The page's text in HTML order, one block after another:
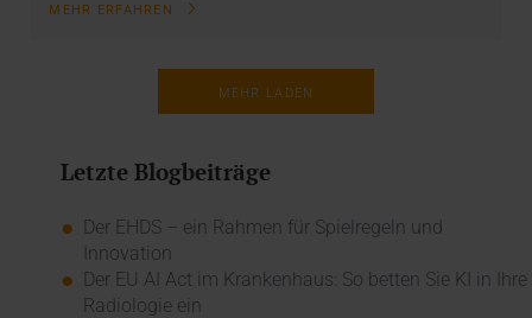
MEHR ERFAHREN
MEHR LADEN
Letzte Blogbeiträge
Der EHDS – ein Rahmen für Spielregeln und
Innovation
Der EU AI Act im Krankenhaus: So betten Sie KI in Ihre
Radiologie ein